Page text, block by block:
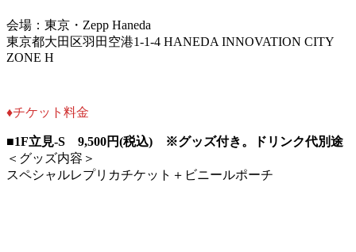
会場：東京・Zepp Haneda
東京都大田区羽田空港1-1-4 HANEDA INNOVATION CITY
ZONE H
♦︎チケット料金
■1F立見-S 9,500円(税込) ※グッズ付き。ドリンク代別途
＜グッズ内容＞
スペシャルレプリカチケット＋ビニールポーチ